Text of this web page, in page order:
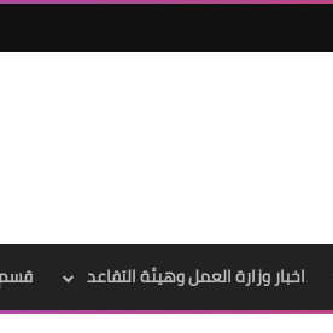
اخبار وزارة العمل وهيئة التقاعد قسم